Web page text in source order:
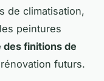
de climatisation,
peintures
des finitions de
futurs.